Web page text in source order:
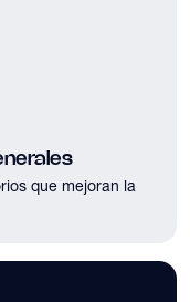
que mejoran la